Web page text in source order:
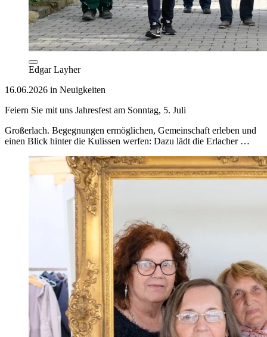
Edgar Layher
16.06.2026 in Neuigkeiten
Feiern Sie mit uns Jahresfest am Sonntag, 5. Juli
Großerlach. Begegnungen ermöglichen, Gemeinschaft erleben und
einen Blick hinter die Kulissen werfen: Dazu lädt die Erlacher …